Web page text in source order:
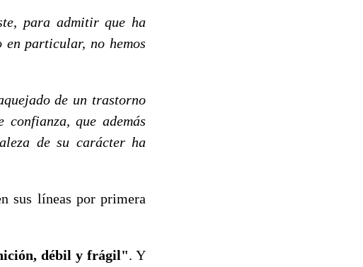
para admitir que ha
particular, no hemos
de un trastorno
que además
de su carácter ha
sus líneas por primera
débil y frágil". Y